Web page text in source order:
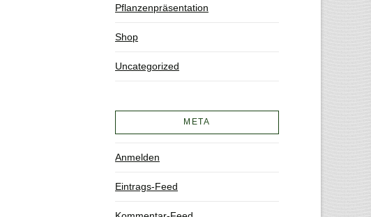
Pflanzenpräsentation
Shop
Uncategorized
META
Anmelden
Eintrags-Feed